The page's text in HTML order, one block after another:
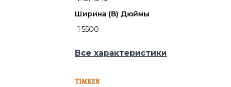
Ширина (B) Дюймы
1.5500
Все характеристики